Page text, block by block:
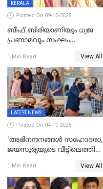
KERALA
Posted On 09-10-2025
ബീഫ് ബിരിയാണിയും ധ്വജ
പ്രണാമവും സംഘം
നിഗത്തിന്റെ ഹാൽ
സിനിമയ്ക്ക്
സെൻസർബോർഡിന്റെ
കടുംവെട്ട്
1 Min Read View All
LATEST NEWS
Posted On 04-10-2025
'അഭിനന്ദനങ്ങൾ സഹോദരാ,
ജയസൂര്യയുടെ വീട്ടിലെത്തി
ആഘോഷം'
1 Min Read View All